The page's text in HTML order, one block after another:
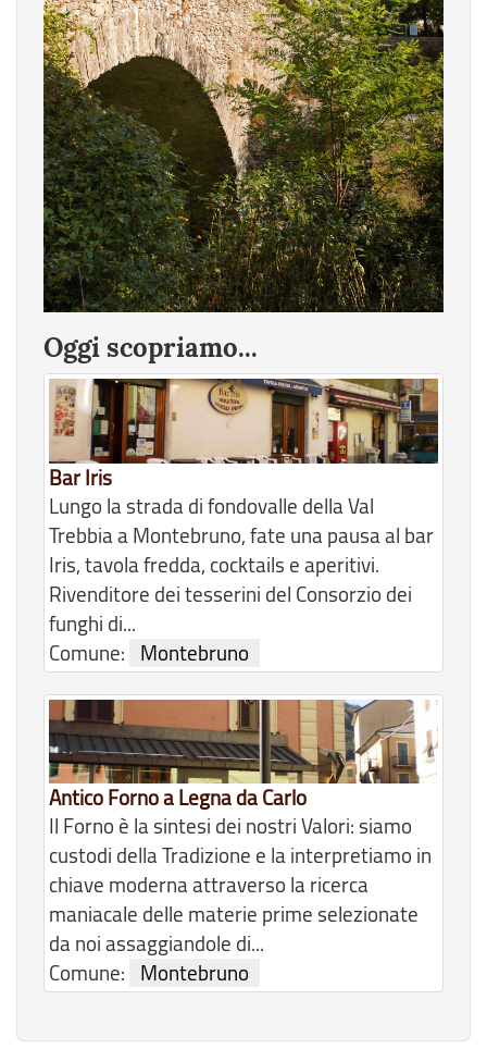
Oggi scopriamo...
Bar Iris
Lungo la strada di fondovalle della Val
Trebbia a Montebruno, fate una pausa al bar
Iris, tavola fredda, cocktails e aperitivi.
Rivenditore dei tesserini del Consorzio dei
funghi di...
Comune:
Montebruno
Antico Forno a Legna da Carlo
Il Forno è la sintesi dei nostri Valori: siamo
custodi della Tradizione e la interpretiamo in
chiave moderna attraverso la ricerca
maniacale delle materie prime selezionate
da noi assaggiandole di...
Comune:
Montebruno